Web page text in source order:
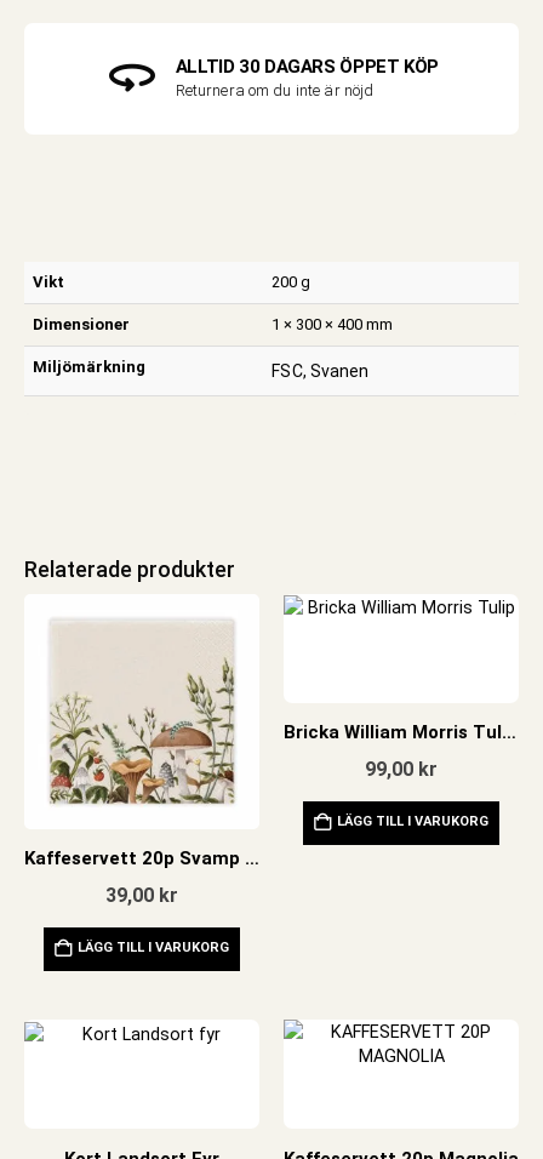
ALLTID 30 DAGARS ÖPPET KÖP
Returnera om du inte är nöjd
Vikt 200 g
Dimensioner 1 × 300 × 400 mm
Miljömärkning FSC, Svanen
Relaterade produkter
Kaffeservett 20p Svamp Beige
39,00 kr
LÄGG TILL I VARUKORG
Bricka William Morris Tulip 228×217
99,00 kr
LÄGG TILL I VARUKORG